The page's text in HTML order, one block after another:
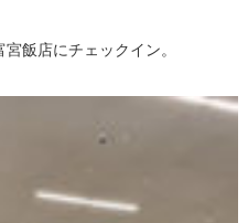
飯店にチェックイン。